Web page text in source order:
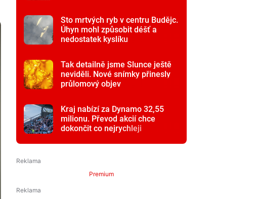
Sto mrtvých ryb v centru Budějc.
Úhyn mohl způsobit déšť a
nedostatek kyslíku
Tak detailně jsme Slunce ještě
neviděli. Nové snímky přinesly
průlomový objev
Kraj nabízí za Dynamo 32,55
milionu. Převod akcií chce
dokončit co nejrychleji
Premium